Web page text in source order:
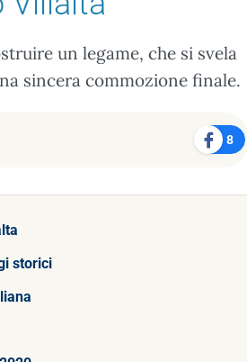
un legame, che si svela
sincera commozione finale.
8
storici